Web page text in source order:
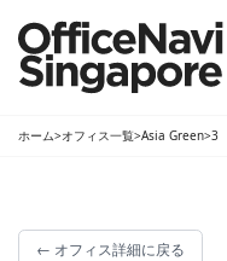
ホーム>オフィス一覧>Asia Green>3
← オフィス詳細に戻る